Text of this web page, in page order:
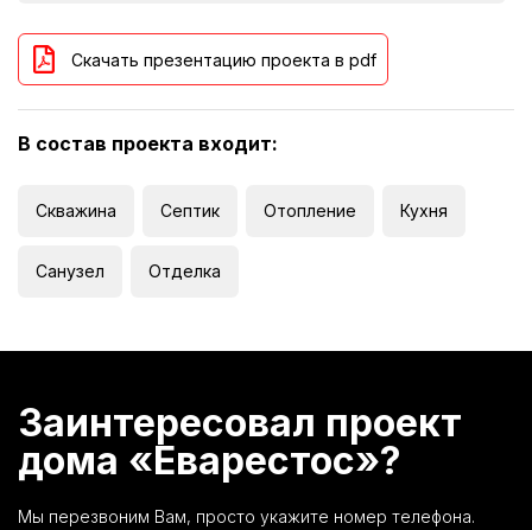
Скачать презентацию проекта в pdf
В состав проекта входит:
Скважина Септик Отопление Кухня
Санузел Отделка
Заинтересовал проект
дома «Еварестос»?
Мы перезвоним Вам, просто укажите номер телефона.